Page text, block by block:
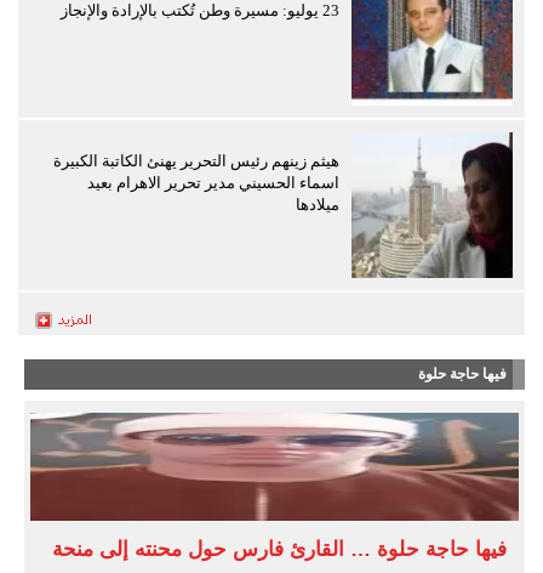
23 يوليو: مسيرة وطن تُكتب بالإرادة والإنجاز
هيثم زينهم رئيس التحرير يهنئ الكاتبة الكبيرة
اسماء الحسيني مدير تحرير الاهرام بعيد
ميلادها
فيها حاجة حلوة
فيها حاجة حلوة … القارئ فارس حول محنته إلى منحة